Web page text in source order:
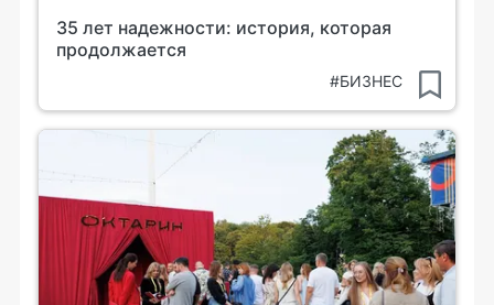
35 лет надежности: история, которая
продолжается
#БИЗНЕС